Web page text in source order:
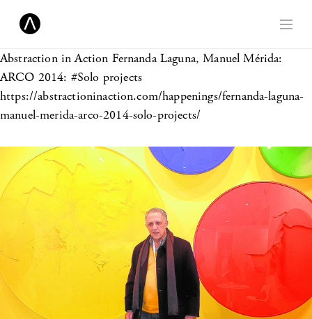
Abstraction in Action Fernanda Laguna, Manuel Mérida:
ARCO 2014: #Solo projects
https://abstractioninaction.com/happenings/fernanda-laguna-
manuel-merida-arco-2014-solo-projects/